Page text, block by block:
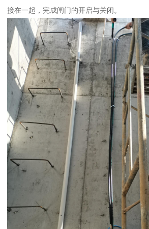
接在一起，完成闸门的开启与关闭。